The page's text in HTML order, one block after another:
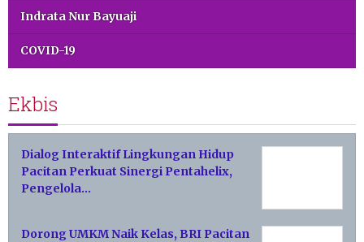
Indrata Nur Bayuaji
COVID-19
Ekbis
Dialog Interaktif Lingkungan Hidup
Pacitan Perkuat Sinergi Pentahelix,
Pengelola…
Dorong UMKM Naik Kelas, BRI Pacitan